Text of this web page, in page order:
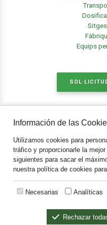
Equips
Avis legal i
Información de las
Utilizamos cookies para
tráfico y proporcionarle la
siguientes para sacar el
nuestra política de cookies
Necesarias Analíticas
Rechazar